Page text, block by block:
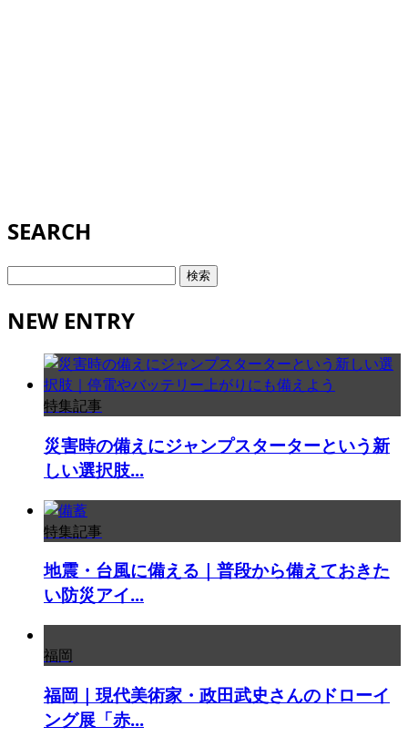
SEARCH
検
NEW ENTRY
特集記事
災害時の備えにジャンプスターターという新
しい選択肢...
特集記事
地震・台風に備える｜普段から備えておきた
い防災アイ...
福岡
福岡｜現代美術家・政田武史さんのドローイ
ング展「赤...